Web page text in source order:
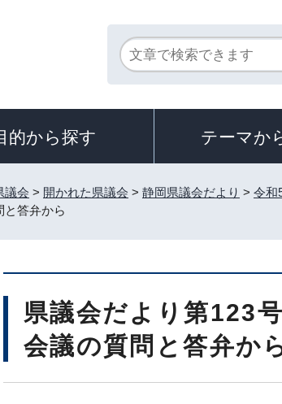
的から探す テーマか
議会 > 開かれた県議会 > 静岡県議会だより > 令和
と答弁から
県議会だより第123
会議の質問と答弁か